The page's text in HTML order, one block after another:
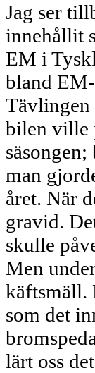
Jag ser
innehållit
EM i
bland
Tävlingen
bilen ville
man
året. När
gravid.
skulle
Men
käftsmäll.
som det
lärt oss